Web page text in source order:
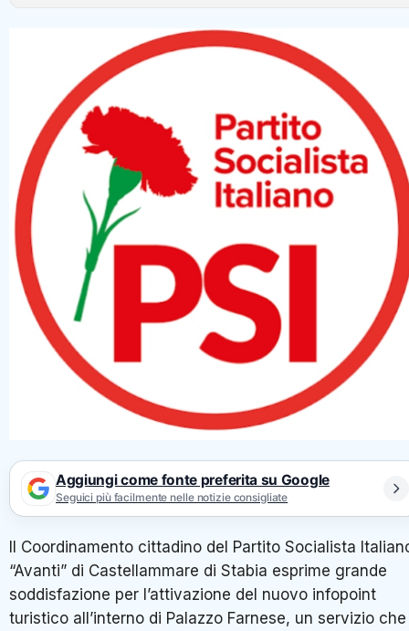
Aggiungi come fonte preferita su Google
Seguici più facilmente nelle notizie consigliate
Il Coordinamento cittadino del Partito Socialista
“Avanti” di Castellammare di Stabia esprime grande
soddisfazione per l’attivazione del nuovo infopoint
turistico all’interno di Palazzo Farnese, un servizio che